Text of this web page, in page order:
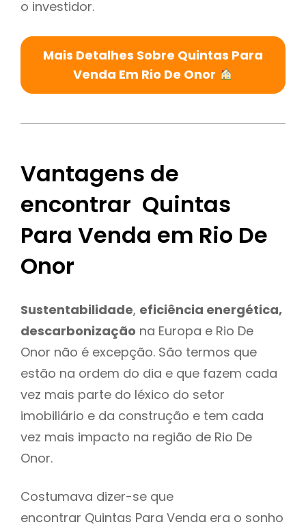
o investidor.
Mais Detalhes Sobre Quintas Para
Venda Em Rio De Onor
Vantagens de
encontrar Quintas
Para Venda em Rio De
Onor
Sustentabilidade, eficiência energética,
descarbonização na Europa e Rio De
Onor não é excepção. São termos que
estão na ordem do dia e que fazem cada
vez mais parte do léxico do setor
imobiliário e da construção e tem cada
vez mais impacto na região de Rio De
Onor.
Costumava dizer-se que
encontrar Quintas Para Venda era o sonho